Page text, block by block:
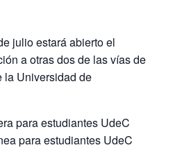
julio estará abierto el
a otras dos de las vías de
la Universidad de
para estudiantes UdeC
para estudiantes UdeC